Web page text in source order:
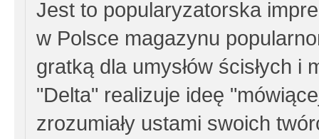
Jest to popularyzatorska
w Polsce magazynu
gratką dla umysłów ścisłych i
"Delta" realizuje ideę
zrozumiały ustami swoich